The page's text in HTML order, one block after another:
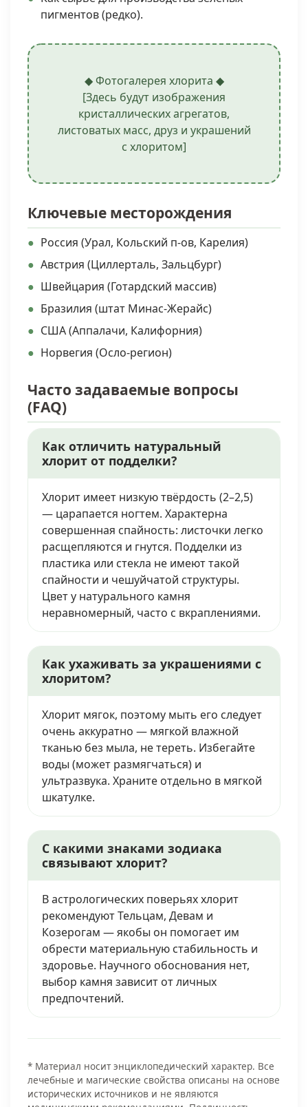
пигментов (редко).
◆ Фотогалерея хлорита ◆
[Здесь будут изображения
кристаллических агрегатов,
листоватых масс, друз и украшений
с хлоритом]
Ключевые месторождения
Россия (Урал, Кольский п-ов, Карелия)
Австрия (Циллерталь, Зальцбург)
Швейцария (Готардский массив)
Бразилия (штат Минас-Жерайс)
США (Аппалачи, Калифорния)
Норвегия (Осло-регион)
Часто задаваемые вопросы
(FAQ)
Как отличить натуральный
хлорит от подделки?
Хлорит имеет низкую твёрдость (2–2,5)
— царапается ногтем. Характерна
совершенная спайность: листочки легко
расщепляются и гнутся. Подделки из
пластика или стекла не имеют такой
спайности и чешуйчатой структуры.
Цвет у натурального камня
неравномерный, часто с вкраплениями.
Как ухаживать за украшениями с
хлоритом?
Хлорит мягок, поэтому мыть его следует
очень аккуратно — мягкой влажной
тканью без мыла, не тереть. Избегайте
воды (может размягчаться) и
ультразвука. Храните отдельно в мягкой
шкатулке.
С какими знаками зодиака
связывают хлорит?
В астрологических поверьях хлорит
рекомендуют Тельцам, Девам и
Козерогам — якобы он помогает им
обрести материальную стабильность и
здоровье. Научного обоснования нет,
выбор камня зависит от личных
предпочтений.
* Материал носит энциклопедический характер. Все
лечебные и магические свойства описаны на основе
исторических источников и не являются